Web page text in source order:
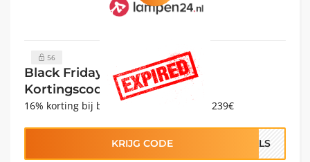
56
Black Friday: 16% Lampen24
Kortingscode
16% korting bij bestelling van meer dan 239€
KRIJG CODE EALS